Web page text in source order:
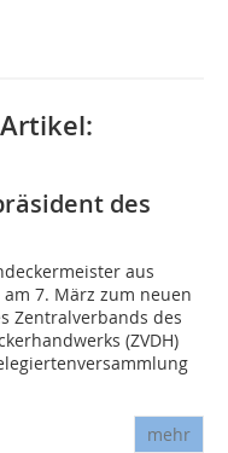
des
aus
7. März zum neuen
Zentralverbands des
(ZVDH)
mehr